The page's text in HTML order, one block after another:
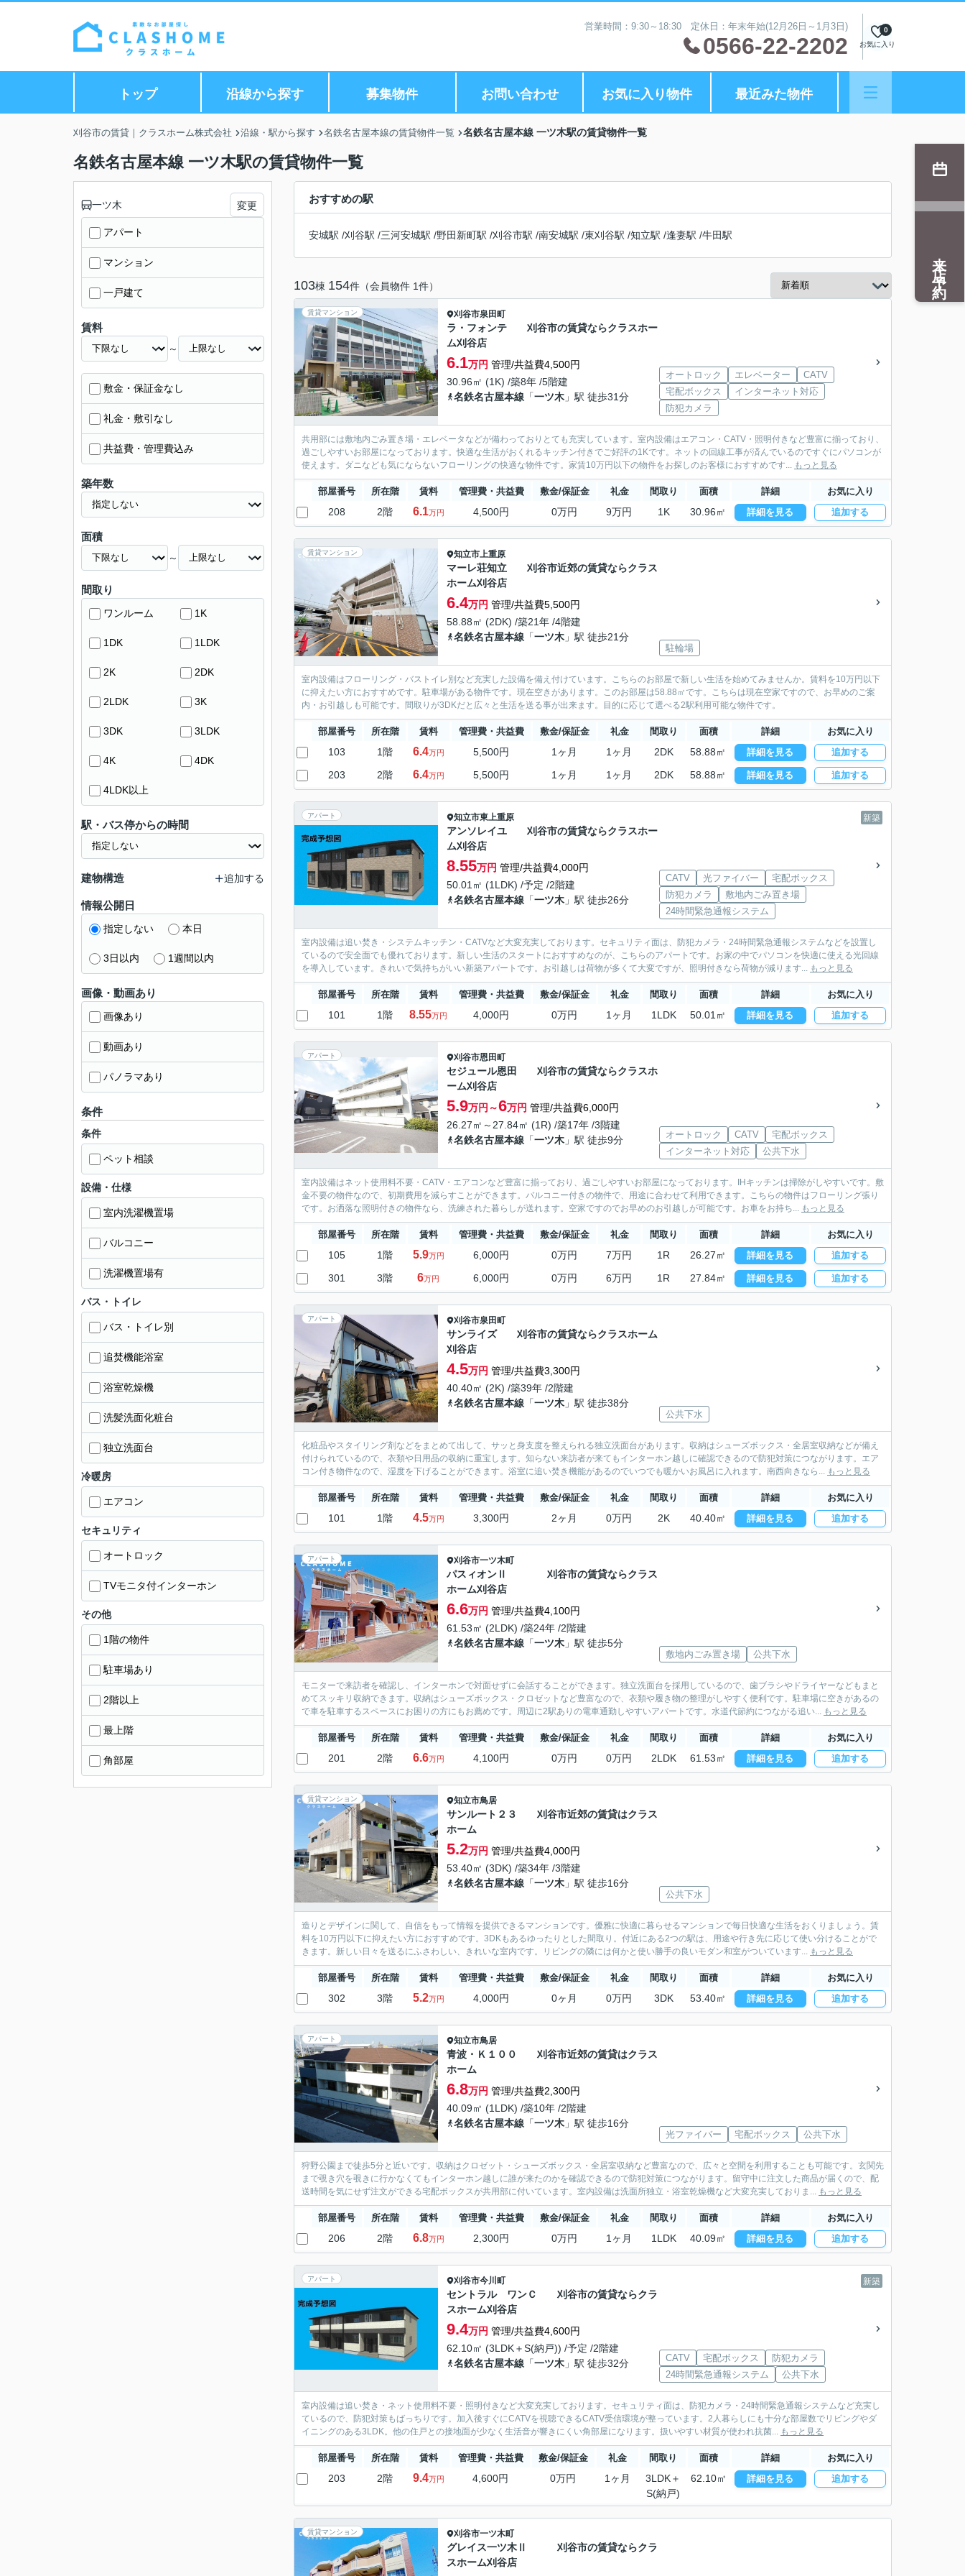
営業時間：9:30～18:30 定休日：年末年始(12月26日～1月3日)
0566-22-2202 お気に入り
0
トップ 沿線から探す 募集物件 お問い合わせ お気に入り物件 最近みた物件
刈谷市の賃貸｜クラスホーム株式会社 沿線・駅から探す 名鉄名古屋本線の賃貸物件一覧 名鉄名古屋本線 一ツ木駅の賃貸物件一覧
名鉄名古屋本線 一ツ木駅の賃貸物件一覧
おすすめの駅
安城駅 /刈谷駅 /三河安城駅 /野田新町駅 /刈谷市駅 /南安城駅 /東刈谷駅 /知立駅 /逢妻駅 /牛田駅
103棟 154件（会員物件 1件）
賃貸マンション 刈谷市泉田町
ラ・フォンテ 刈谷市の賃貸ならクラスホー
ム刈谷店
6.1万円 管理/共益費4,500円
30.96㎡ (1K) /築8年 /5階建
名鉄名古屋本線 「一ツ木 」駅 徒歩31分
オートロック エレベーター
CATV
宅配ボックス
インターネット対応
防犯カメラ
共用部には敷地内ごみ置き場・エレベータなどが備わっておりとても充実しています。室内設備はエアコン・CATV・照明付きなど豊富に揃っており、
過ごしやすいお部屋になっております。快適な生活がおくれるキッチン付きでご好評の1Kです。ネットの回線工事が済んでいるのですぐにパソコンが
使えます。ダニなども気にならないフローリングの快適な物件です。家賃10万円以下の物件をお探しのお客様におすすめです... もっと見る
部屋番号 所在階 賃料 管理費・共益費 敷金/保証金 礼金 間取り 面積 詳細 お気に入り
208 2階 6.1万円 4,500円 0万円 9万円 1K 30.96㎡ 詳細を見る 追加する
賃貸マンション 知立市上重原
マーレ荘知立 刈谷市近郊の賃貸ならクラス
ホーム刈谷店
6.4万円 管理/共益費5,500円
58.88㎡ (2DK) /築21年 /4階建
名鉄名古屋本線 「一ツ木 」駅 徒歩21分
駐輪場
室内設備はフローリング・バストイレ別など充実した設備を備え付けています。こちらのお部屋で新しい生活を始めてみませんか。賃料を10万円以下
に抑えたい方におすすめです。駐車場がある物件です。現在空きがあります。このお部屋は58.88㎡です。こちらは現在空家ですので、お早めのご案
内・お引越しも可能です。間取りが3DKだと広々と生活を送る事が出来ます。目的に応じて選べる2駅利用可能な物件です。
部屋番号 所在階 賃料 管理費・共益費 敷金/保証金 礼金 間取り 面積 詳細 お気に入り
103 1階 6.4万円 5,500円 1ヶ月 1ヶ月 2DK 58.88㎡ 詳細を見る 追加する
203 2階 6.4万円 5,500円 1ヶ月 1ヶ月 2DK 58.88㎡ 詳細を見る 追加する
アパート 新築
知立市東上重原
アンソレイユ 刈谷市の賃貸ならクラスホー
ム刈谷店
8.55万円 管理/共益費4,000円
50.01㎡ (1LDK) /予定 /2階建
名鉄名古屋本線 「一ツ木 」駅 徒歩26分
CATV 光ファイバー
宅配ボックス
防犯カメラ
敷地内ごみ置き場
24時間緊急通報システム
室内設備は追い焚き・システムキッチン・CATVなど大変充実しております。セキュリティ面は、防犯カメラ・24時間緊急通報システムなどを設置し
ているので安全面でも優れております。新しい生活のスタートにおすすめなのが、こちらのアパートです。お家の中でパソコンを快適に使える光回線
を導入しています。きれいで気持ちがいい新築アパートです。お引越しは荷物が多くて大変ですが、照明付きなら荷物が減ります... もっと見る
部屋番号 所在階 賃料 管理費・共益費 敷金/保証金 礼金 間取り 面積 詳細 お気に入り
101 1階 8.55万円 4,000円 0万円 1ヶ月 1LDK 50.01㎡ 詳細を見る 追加する
アパート 刈谷市恩田町
セジュール恩田 刈谷市の賃貸ならクラスホ
ーム刈谷店
5.9万円～6万円 管理/共益費6,000円
26.27㎡～27.84㎡ (1R) /築17年 /3階建
名鉄名古屋本線 「一ツ木 」駅 徒歩9分 オートロック CATV
宅配ボックス
インターネット対応
公共下水
室内設備はネット使用料不要・CATV・エアコンなど豊富に揃っており、過ごしやすいお部屋になっております。IHキッチンは掃除がしやすいです。敷
金不要の物件なので、初期費用を減らすことができます。バルコニー付きの物件で、用途に合わせて利用できます。こちらの物件はフローリング張り
です。お洒落な照明付きの物件なら、洗練された暮らしが送れます。空家ですのでお早めのお引越しが可能です。お車をお持ち... もっと見る
部屋番号 所在階 賃料 管理費・共益費 敷金/保証金 礼金 間取り 面積 詳細 お気に入り
105 1階 5.9万円 6,000円 0万円 7万円 1R 26.27㎡ 詳細を見る 追加する
301 3階 6万円 6,000円 0万円 6万円 1R 27.84㎡ 詳細を見る 追加する
アパート 刈谷市泉田町
サンライズ 刈谷市の賃貸ならクラスホーム
刈谷店
4.5万円 管理/共益費3,300円
40.40㎡ (2K) /築39年 /2階建
名鉄名古屋本線 「一ツ木 」駅 徒歩38分
公共下水
化粧品やスタイリング剤などをまとめて出して、サッと身支度を整えられる独立洗面台があります。収納はシューズボックス・全居室収納などが備え
付けられているので、衣類や日用品の収納に重宝します。知らない来訪者が来てもインターホン越しに確認できるので防犯対策につながります。エア
コン付き物件なので、湿度を下げることができます。浴室に追い焚き機能があるのでいつでも暖かいお風呂に入れます。南西向きなら... もっと見る
部屋番号 所在階 賃料 管理費・共益費 敷金/保証金 礼金 間取り 面積 詳細 お気に入り
101 1階 4.5万円 3,300円 2ヶ月 0万円 2K 40.40㎡ 詳細を見る 追加する
アパート 刈谷市一ツ木町
パスィオンⅡ 刈谷市の賃貸ならクラス
ホーム刈谷店
6.6万円 管理/共益費4,100円
61.53㎡ (2LDK) /築24年 /2階建
名鉄名古屋本線 「一ツ木 」駅 徒歩5分
敷地内ごみ置き場 公共下水
モニターで来訪者を確認し、インターホンで対面せずに会話することができます。独立洗面台を採用しているので、歯ブラシやドライヤーなどもまと
めてスッキリ収納できます。収納はシューズボックス・クロゼットなど豊富なので、衣類や履き物の整理がしやすく便利です。駐車場に空きがあるの
で車を駐車するスペースにお困りの方にもお薦めです。周辺に2駅ありの電車通勤しやすいアパートです。水道代節約につながる追い... もっと見る
部屋番号 所在階 賃料 管理費・共益費 敷金/保証金 礼金 間取り 面積 詳細 お気に入り
201 2階 6.6万円 4,100円 0万円 0万円 2LDK 61.53㎡ 詳細を見る 追加する
賃貸マンション 知立市鳥居
サンルート２３ 刈谷市近郊の賃貸はクラス
ホーム
5.2万円 管理/共益費4,000円
53.40㎡ (3DK) /築34年 /3階建
名鉄名古屋本線 「一ツ木 」駅 徒歩16分
公共下水
造りとデザインに関して、自信をもって情報を提供できるマンションです。優雅に快適に暮らせるマンションで毎日快適な生活をおくりましょう。賃
料を10万円以下に抑えたい方におすすめです。3DKもあるゆったりとした間取り。付近にある2つの駅は、用途や行き先に応じて使い分けることがで
きます。新しい日々を送るにふさわしい、きれいな室内です。リビングの隣には何かと使い勝手の良いモダン和室がついています... もっと見る
部屋番号 所在階 賃料 管理費・共益費 敷金/保証金 礼金 間取り 面積 詳細 お気に入り
302 3階 5.2万円 4,000円 0ヶ月 0万円 3DK 53.40㎡ 詳細を見る 追加する
アパート 知立市鳥居
青波・Ｋ１００ 刈谷市近郊の賃貸はクラス
ホーム
6.8万円 管理/共益費2,300円
40.09㎡ (1LDK) /築10年 /2階建
名鉄名古屋本線 「一ツ木 」駅 徒歩16分
光ファイバー 宅配ボックス 公共下水
狩野公園まで徒歩5分と近いです。収納はクロゼット・シューズボックス・全居室収納など豊富なので、広々と空間を利用することも可能です。玄関先
まで覗き穴を覗きに行かなくてもインターホン越しに誰が来たのかを確認できるので防犯対策につながります。留守中に注文した商品が届くので、配
送時間を気にせず注文ができる宅配ボックスが共用部に付いています。室内設備は洗面所独立・浴室乾燥機など大変充実しておりま... もっと見る
部屋番号 所在階 賃料 管理費・共益費 敷金/保証金 礼金 間取り 面積 詳細 お気に入り
206 2階 6.8万円 2,300円 0万円 1ヶ月 1LDK 40.09㎡ 詳細を見る 追加する
アパート 新築
刈谷市今川町
セントラル ワンＣ 刈谷市の賃貸ならクラ
スホーム刈谷店
9.4万円 管理/共益費4,600円
62.10㎡ (3LDK＋S(納戸)) /予定 /2階建
名鉄名古屋本線 「一ツ木 」駅 徒歩32分 CATV 宅配ボックス
防犯カメラ
24時間緊急通報システム
公共下水
室内設備は追い焚き・ネット使用料不要・照明付きなど大変充実しております。セキュリティ面は、防犯カメラ・24時間緊急通報システムなど充実し
ているので、防犯対策もばっちりです。加入後すぐにCATVを視聴できるCATV受信環境が整っています。2人暮らしにも十分な部屋数でリビングやダ
イニングのある3LDK。他の住戸との接地面が少なく生活音が響きにくい角部屋になります。扱いやすい材質が使われ抗菌... もっと見る
部屋番号 所在階 賃料 管理費・共益費 敷金/保証金 礼金 間取り 面積 詳細 お気に入り
203 2階 9.4万円 4,600円 0万円 1ヶ月
3LDK＋
S(納戸)
62.10㎡ 詳細を見る 追加する
賃貸マンション 刈谷市一ツ木町
グレイス一ツ木Ⅱ 刈谷市の賃貸ならクラ
スホーム刈谷店
一ツ木 変更
アパート
マンション
一戸建て
賃料
～
敷金・保証金なし
礼金・敷引なし
共益費・管理費込み
築年数
面積
～
間取り
ワンルーム 1K
1DK 1LDK
2K 2DK
2LDK 3K
3DK 3LDK
4K 4DK
4LDK以上
駅・バス停からの時間
建物構造 追加する
情報公開日
指定しない 本日
3日以内 1週間以内
画像・動画あり
画像あり
動画あり
パノラマあり
条件
条件
ペット相談
設備・仕様
室内洗濯機置場
バルコニー
洗濯機置場有
バス・トイレ
バス・トイレ別
追焚機能浴室
浴室乾燥機
洗髪洗面化粧台
独立洗面台
冷暖房
エアコン
セキュリティ
オートロック
TVモニタ付インターホン
その他
1階の物件
駐車場あり
2階以上
最上階
角部屋
来店予約